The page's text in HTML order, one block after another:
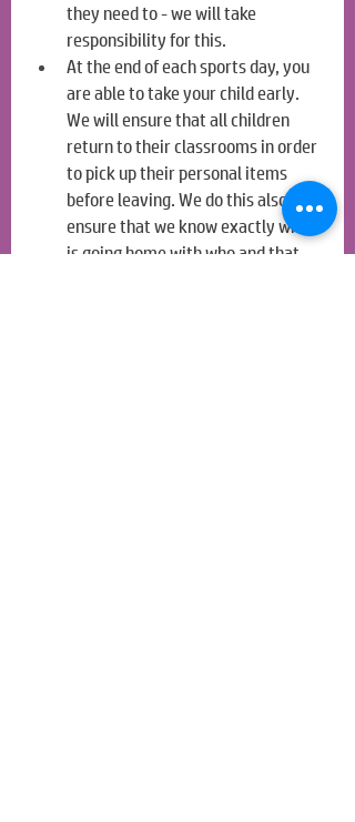
they need to - we will take
responsibility for this.
At the end of each sports day, you
are able to take your child early.
We will ensure that all children
return to their classrooms in order
to pick up their personal items
before leaving. We do this also to
ensure that we know exactly who
is going home with who and that